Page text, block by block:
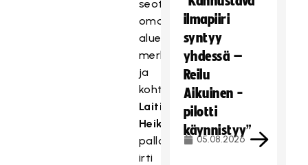
seottua
omalla
alueellaan
merkkauksissa,
ja
kohta
Alpo
Laitila
jaOskari
Heikkilä karvasivat
pallon
irti
ilmapiiri
syntyy
yhdessä –
Reilu
Aikuinen -
pilotti
käynnistyy”
05.08.2026